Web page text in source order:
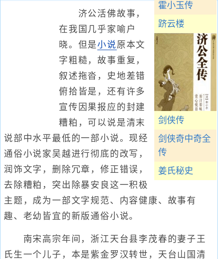
霍小玉传
跻云楼
剑侠传
剑侠奇中奇全
传
姜氏秘史
济公活佛故事，
在我国几乎家喻户
晓。但是小说原本文
字粗糙，故事重复，
叙述拖沓，史地差错
俯拾皆是，还有许多
宣传因果报应的封建
糟粕，可以说是清末
说部中水平最低的一部小说。现经
通俗小说家吴越进行彻底的改写，
润饰文字，删除冗章，修正错误，
去除糟粕，突出除暴安良这一积极
主题，成为一部文字规范、内容健康、故事有
趣、老幼皆宜的新版通俗小说。
南宋高宗年间，浙江天台县李茂春的妻子王
氏生一个儿子，本是紫金罗汉转世，天台山国清